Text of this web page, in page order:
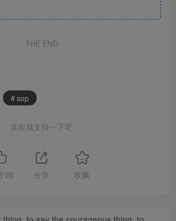
THE END
# sop
喜欢就支持一下吧
26 分享 收藏